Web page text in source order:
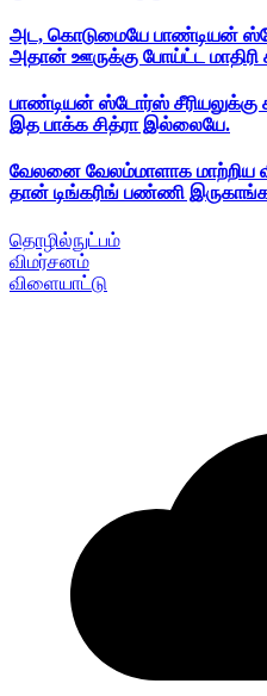
அட, கொடுமையே பாண்டியன்
அதான் ஊருக்கு போய்ட்ட மாதிரி
பாண்டியன் ஸ்டோர்ஸ்
இத பாக்க சித்ரா இல்லையே.
வேலனை வேலம்மாளாக மாற்றிய
தான் டிங்கரிங் பண்ணி
தொழில்நுட்பம்
விமர்சனம்
விளையாட்டு